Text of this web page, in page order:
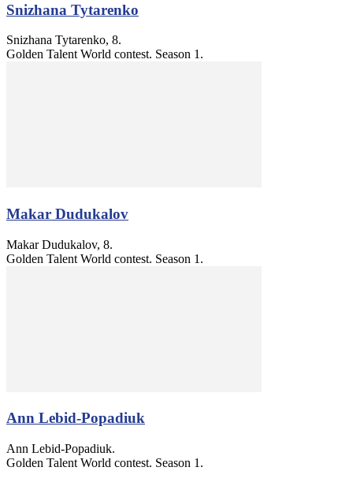
Snizhana Tytarenko
Snizhana Tytarenko, 8.
Golden Talent World contest. Season 1.
Makar Dudukalov
Makar Dudukalov, 8.
Golden Talent World contest. Season 1.
Ann Lebid-Popadiuk
Ann Lebid-Popadiuk.
Golden Talent World contest. Season 1.